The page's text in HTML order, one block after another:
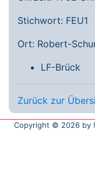
Stichwort: FEU1
Ort: Robert-
LF-Brück
Zurück zur
Copyright © 2026 by